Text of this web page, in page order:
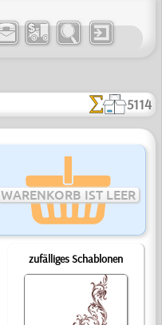
5114
WARENKORB IST LEER
zufälliges Schablonen